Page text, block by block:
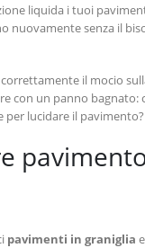
liquida i tuoi
nuovamente senza il
il mocio
con un panno bagnato:
lucidare il pavimento?
pavimenti in graniglia